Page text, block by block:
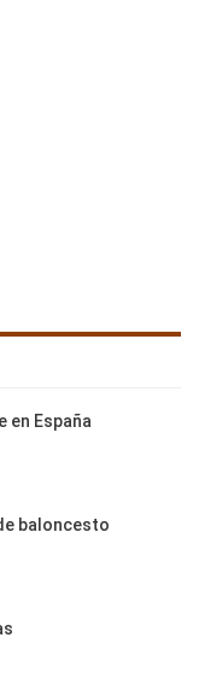
en España
baloncesto